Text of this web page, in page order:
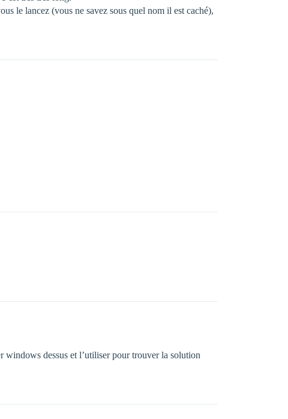
le lancez (vous ne savez sous quel nom il est caché),
windows dessus et l’utiliser pour trouver la solution